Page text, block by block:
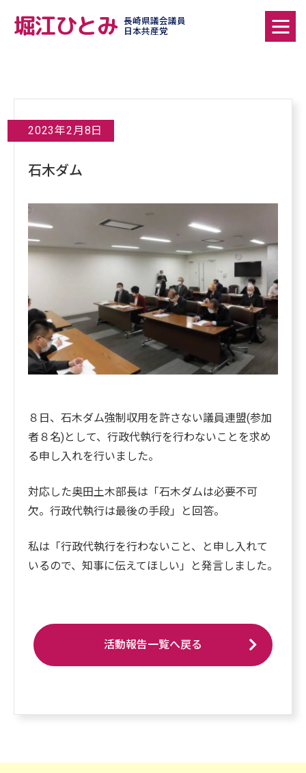
堀江ひとみ
長崎県議会議員
日本共産党
2023年2月8日
石木ダム
８日、石木ダム強制収用を許さない議員連盟(参加
者８名)として、行政代執行を行わないことを求め
る申し入れを行いました。
対応した奥田土木部長は「石木ダムは必要不可
欠。行政代執行は最後の手段」と回答。
私は「行政代執行を行わないこと、と申し入れて
いるので、知事に伝えてほしい」と発言しました。
活動報告一覧へ戻る